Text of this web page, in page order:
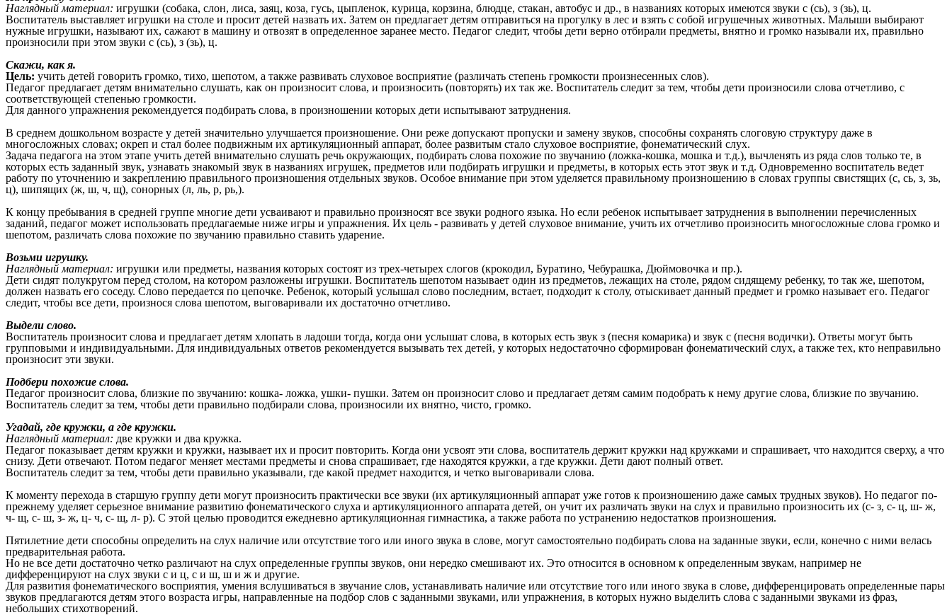
Наглядный материал: игрушки (собака, слон, лиса, заяц, коза, гусь, цыпленок, курица, корзина, блюдце, стакан, автобус и др., в названиях которых имеются звуки с (сь), з (зь), ц.
Воспитатель выставляет игрушки на столе и просит детей назвать их. Затем он предлагает детям отправиться на прогулку в лес и взять с собой игрушечных животных. Малыши выбирают
нужные игрушки, называют их, сажают в машину и отвозят в определенное заранее место. Педагог следит, чтобы дети верно отбирали предметы, внятно и громко называли их, правильно
произносили при этом звуки с (сь), з (зь), ц.
Скажи, как я.
Цель: учить детей говорить громко, тихо, шепотом, а также развивать слуховое восприятие (различать степень громкости произнесенных слов).
Педагог предлагает детям внимательно слушать, как он произносит слова, и произносить (повторять) их так же. Воспитатель следит за тем, чтобы дети произносили слова отчетливо, с
соответствующей степенью громкости.
Для данного упражнения рекомендуется подбирать слова, в произношении которых дети испытывают затруднения.
В среднем дошкольном возрасте у детей значительно улучшается произношение. Они реже допускают пропуски и замену звуков, способны сохранять слоговую структуру даже в
многосложных словах; окреп и стал более подвижным их артикуляционный аппарат, более развитым стало слуховое восприятие, фонематический слух.
Задача педагога на этом этапе учить детей внимательно слушать речь окружающих, подбирать слова похожие по звучанию (ложка-кошка, мошка и т.д.), вычленять из ряда слов только те, в
которых есть заданный звук, узнавать знакомый звук в названиях игрушек, предметов или подбирать игрушки и предметы, в которых есть этот звук и т.д. Одновременно воспитатель ведет
работу по уточнению и закреплению правильного произношения отдельных звуков. Особое внимание при этом уделяется правильному произношению в словах группы свистящих (с, сь, з, зь,
ц), шипящих (ж, ш, ч, щ), сонорных (л, ль, р, рь,).
К концу пребывания в средней группе многие дети усваивают и правильно произносят все звуки родного языка. Но если ребенок испытывает затруднения в выполнении перечисленных
заданий, педагог может использовать предлагаемые ниже игры и упражнения. Их цель - развивать у детей слуховое внимание, учить их отчетливо произносить многосложные слова громко и
шепотом, различать слова похожие по звучанию правильно ставить ударение.
Возьми игрушку.
Наглядный материал: игрушки или предметы, названия которых состоят из трех-четырех слогов (крокодил, Буратино, Чебурашка, Дюймовочка и пр.).
Дети сидят полукругом перед столом, на котором разложены игрушки. Воспитатель шепотом называет один из предметов, лежащих на столе, рядом сидящему ребенку, то так же, шепотом,
должен назвать его соседу. Слово передается по цепочке. Ребенок, который услышал слово последним, встает, подходит к столу, отыскивает данный предмет и громко называет его. Педагог
следит, чтобы все дети, произнося слова шепотом, выговаривали их достаточно отчетливо.
Выдели слово.
Воспитатель произносит слова и предлагает детям хлопать в ладоши тогда, когда они услышат слова, в которых есть звук з (песня комарика) и звук с (песня водички). Ответы могут быть
групповыми и индивидуальными. Для индивидуальных ответов рекомендуется вызывать тех детей, у которых недостаточно сформирован фонематический слух, а также тех, кто неправильно
произносит эти звуки.
Подбери похожие слова.
Педагог произносит слова, близкие по звучанию: кошка- ложка, ушки- пушки. Затем он произносит слово и предлагает детям самим подобрать к нему другие слова, близкие по звучанию.
Воспитатель следит за тем, чтобы дети правильно подбирали слова, произносили их внятно, чисто, громко.
Угадай, где кружки, а где кружки.
Наглядный материал: две кружки и два кружка.
Педагог показывает детям кружки и кружки, называет их и просит повторить. Когда они усвоят эти слова, воспитатель держит кружки над кружками и спрашивает, что находится сверху, а что
снизу. Дети отвечают. Потом педагог меняет местами предметы и снова спрашивает, где находятся кружки, а где кружки. Дети дают полный ответ.
Воспитатель следит за тем, чтобы дети правильно указывали, где какой предмет находится, и четко выговаривали слова.
К моменту перехода в старшую группу дети могут произносить практически все звуки (их артикуляционный аппарат уже готов к произношению даже самых трудных звуков). Но педагог по-
прежнему уделяет серьезное внимание развитию фонематического слуха и артикуляционного аппарата детей, он учит их различать звуки на слух и правильно произносить их (с- з, с- ц, ш- ж,
ч- щ, с- ш, з- ж, ц- ч, с- щ, л- р). С этой целью проводится ежедневно артикуляционная гимнастика, а также работа по устранению недостатков произношения.
Пятилетние дети способны определить на слух наличие или отсутствие того или иного звука в слове, могут самостоятельно подбирать слова на заданные звуки, если, конечно с ними велась
предварительная работа.
Но не все дети достаточно четко различают на слух определенные группы звуков, они нередко смешивают их. Это относится в основном к определенным звукам, например не
дифференцируют на слух звуки с и ц, с и ш, ш и ж и другие.
Для развития фонематического восприятия, умения вслушиваться в звучание слов, устанавливать наличие или отсутствие того или иного звука в слове, дифференцировать определенные пары
звуков предлагаются детям этого возраста игры, направленные на подбор слов с заданными звуками, или упражнения, в которых нужно выделить слова с заданными звуками из фраз,
небольших стихотворений.